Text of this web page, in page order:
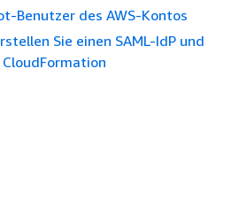
Benutzer des AWS-Kontos
Sie einen SAML-IdP und